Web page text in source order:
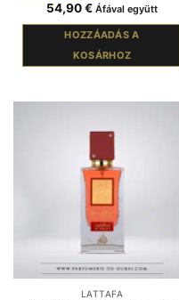
54,90€ Áfával együtt
HOZZÁADÁS A
KOSÁRHOZ
LATTAFA